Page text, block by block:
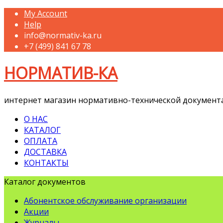
My Account
Help
info@normativ-ka.ru
+7 (499) 841 67 78
НОРМАТИВ-КА
интернет магазин нормативно-технической
О НАС
КАТАЛОГ
ОПЛАТА
ДОСТАВКА
КОНТАКТЫ
Каталог документов
Абонентское обслуживание организации
Акции